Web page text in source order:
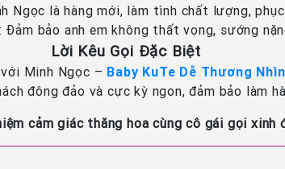
Ngọc là hàng mới, làm tình chất lượng,
: Đảm bảo anh em không thất vọng, sướng
Lời Kêu Gọi Đặc Biệt
Minh Ngọc – Baby KuTe Dễ Thương
đông đảo và cực kỳ ngon, đảm bảo làm
cảm giác thăng hoa cùng cô gái gọi xinh